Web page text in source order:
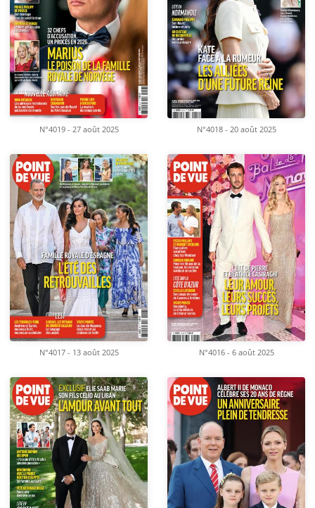
N°4019 - 27 août 2025 N°4018 - 20 août 2025
N°4017 - 13 août 2025 N°4016 - 6 août 2025